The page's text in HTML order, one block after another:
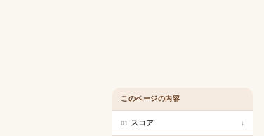
このページの内容
01 スコア ↓